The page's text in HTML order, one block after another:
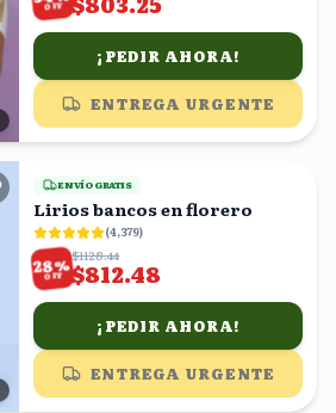
OFF
¡PEDIR AHORA!
ENTREGA URGENTE
ENVÍO GRATIS
Lirios bancos en florero
(4,379)
28%
OFF
$1128.44
$812.48
¡PEDIR AHORA!
ENTREGA URGENTE